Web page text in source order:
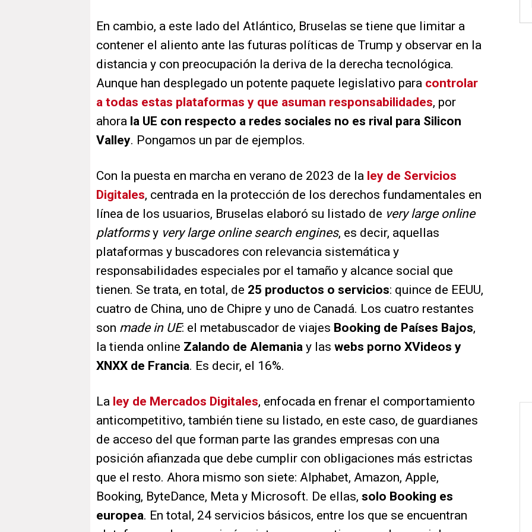
En cambio, a este lado del Atlántico, Bruselas se tiene que limitar a
contener el aliento ante las futuras políticas de Trump y observar en la
distancia y con preocupación la deriva de la derecha tecnológica.
Aunque han desplegado un potente paquete legislativo para controlar
a todas estas plataformas y que asuman responsabilidades, por
ahora la UE con respecto a redes sociales no es rival para Silicon
Valley. Pongamos un par de ejemplos.
Con la puesta en marcha en verano de 2023 de la ley de Servicios
Digitales, centrada en la protección de los derechos fundamentales en
línea de los usuarios, Bruselas elaboró su listado de very large online
platformsy very large online search engines, es decir, aquellas
plataformas y buscadores con relevancia sistemática y
responsabilidades especiales por el tamaño y alcance social que
tienen. Se trata, en total, de 25 productos o servicios: quince de EEUU,
cuatro de China, uno de Chipre y uno de Canadá. Los cuatro restantes
son made in UE: el metabuscador de viajes Booking de Países Bajos,
la tienda online Zalando de Alemania y las webs porno XVideos y
XNXX de Francia. Es decir, el 16%.
La ley de Mercados Digitales, enfocada en frenar el comportamiento
anticompetitivo, también tiene su listado, en este caso, de guardianes
de acceso del que forman parte las grandes empresas con una
posición afianzada que debe cumplir con obligaciones más estrictas
que el resto. Ahora mismo son siete: Alphabet, Amazon, Apple,
Booking, ByteDance, Meta y Microsoft. De ellas, solo Booking es
europea. En total, 24 servicios básicos, entre los que se encuentran